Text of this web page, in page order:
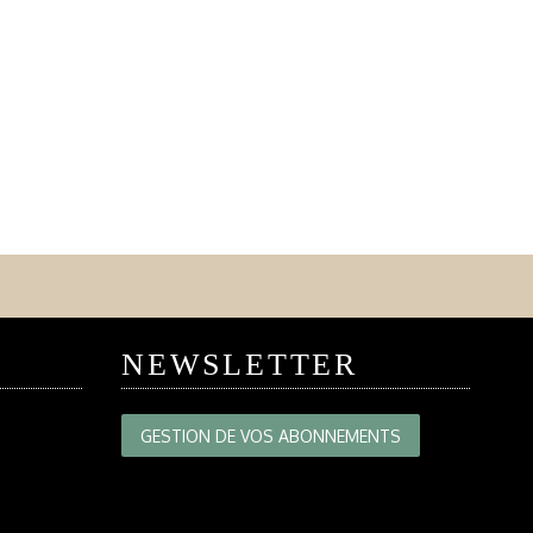
NEWSLETTER
GESTION DE VOS ABONNEMENTS